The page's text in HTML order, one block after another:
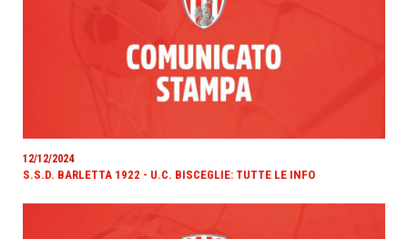
12/12/2024
S.S.D. BARLETTA 1922 - U.C. BISCEGLIE: TUTTE LE INFO